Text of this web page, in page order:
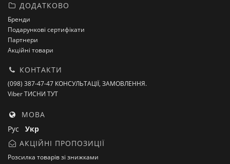
ДОДАТКОВО
Бренди
Подарункові сертифікати
Партнери
Акційні товари
КОНТАКТИ
(098) 387-47-47 КОНСУЛЬТАЦІЇ, ЗАМОВЛЕННЯ.
Viber ТИСНИ ТУТ
МОВА
Рус Укр
АКЦІЙНІ ПРОПОЗИЦІЇ
Розсилка товарів зі знижками